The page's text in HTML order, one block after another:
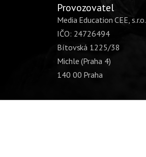
Provozovatel
Media Education CEE, s.r.o.
IČO: 24726494
Bítovská 1225/38
Michle (Praha 4)
140 00 Praha